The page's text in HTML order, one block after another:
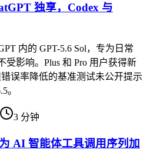
独享，Codex 与
内的 GPT-5.6 Sol，专为日常
受影响。Plus 和 Pro 用户获得新
误率降低的基准测试未公开提示
。
3 分钟
AI 智能体工具调用序列加